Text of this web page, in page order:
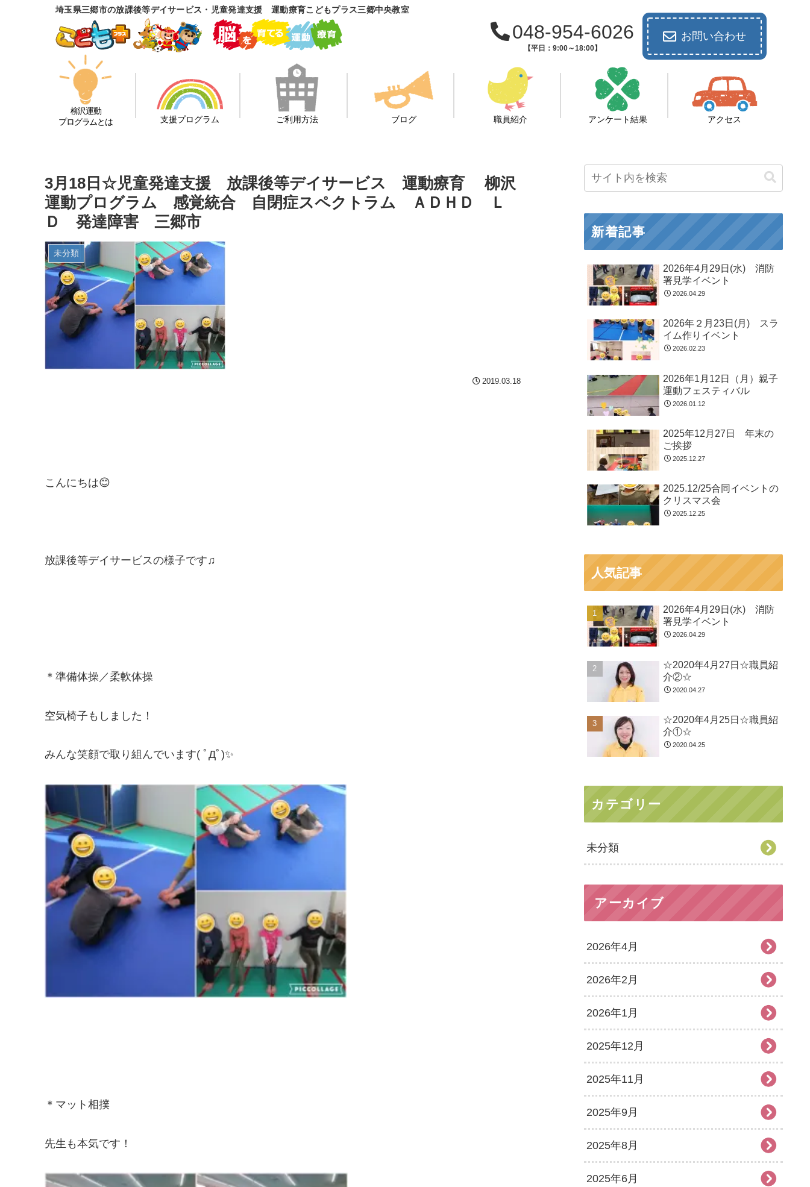
埼玉県三郷市の放課後等デイサービス・児童発達支援 運動療育こどもプラス三郷中央教室
048-954-6026
【平日：9:00～18:00】
お問い合わせ
柳沢運動
プログラムとは
支援プログラム ご利用方法 ブログ 職員紹介 アンケート結果 アクセス
3月18日☆児童発達支援 放課後等デイサービス 運動療育 柳沢
運動プログラム 感覚統合 自閉症スペクトラム ＡＤＨＤ Ｌ
Ｄ 発達障害 三郷市
未分類
2019.03.18
こんにちは😊
放課後等デイサービスの様子です♫
＊準備体操／柔軟体操
空気椅子もしました！
みんな笑顔で取り組んでいます( ﾟДﾟ)✨
＊マット相撲
先生も本気です！
新着記事
2026年4月29日(水) 消防
署見学イベント
2026.04.29
2026年２月23日(月) スラ
イム作りイベント
2026.02.23
2026年1月12日（月）親子
運動フェスティバル
2026.01.12
2025年12月27日 年末の
ご挨拶
2025.12.27
2025.12/25合同イベントの
クリスマス会
2025.12.25
人気記事
2026年4月29日(水) 消防
署見学イベント
2026.04.29
☆2020年4月27日☆職員紹
介②☆
2020.04.27
☆2020年4月25日☆職員紹
介①☆
2020.04.25
カテゴリー
未分類
アーカイブ
2026年4月
2026年2月
2026年1月
2025年12月
2025年11月
2025年9月
2025年8月
2025年6月